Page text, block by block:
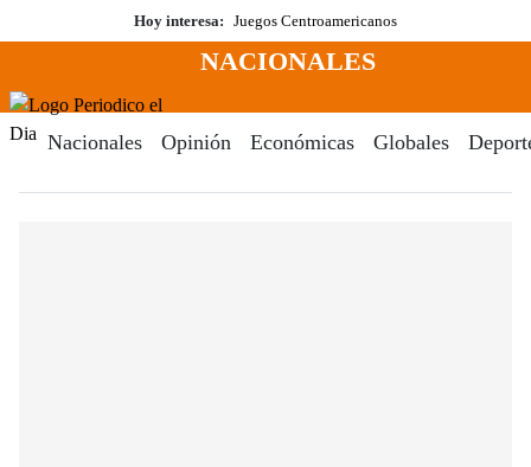
al
Hoy interesa: Juegos Centroamericanos
Menú
NACIONALES
Nacionales Opinión Económicas Globales